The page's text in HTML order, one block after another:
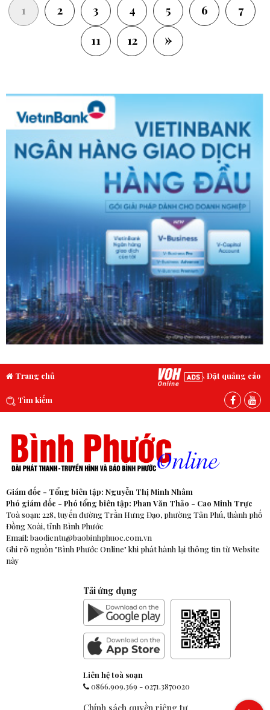
1 (current)
2 3 4 5 6
7
11
12 »
Trang chủ Đặt quảng cáo
Tìm kiếm
Giám đốc - Tổng biên tập: Nguyễn Thị Minh Nhâm
Phó giám đốc - Phó tổng biên tập: Phan Văn Thảo - Cao Minh Trực
Toà soạn: 228, tuyến đường Trần Hưng Đạo, phường Tân Phú, thành phố
Đồng Xoài, tỉnh Bình Phước
Email: baodientu@baobinhphuoc.com.vn
Ghi rõ nguồn "Bình Phước Online" khi phát hành lại thông tin từ Website
này
Tải ứng dụng
Liên hệ toà soạn
0866.909.369-0271.3870020